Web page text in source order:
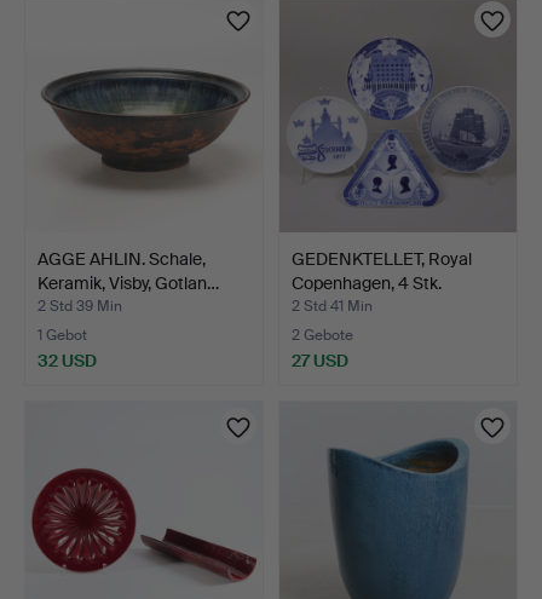
AGGE AHLIN. Schale,
Keramik, Visby, Gotlan…
2 Std 39 Min
1 Gebot
32 USD
GEDENKTELLET, Royal
Copenhagen, 4 Stk.
2 Std 41 Min
2 Gebote
27 USD